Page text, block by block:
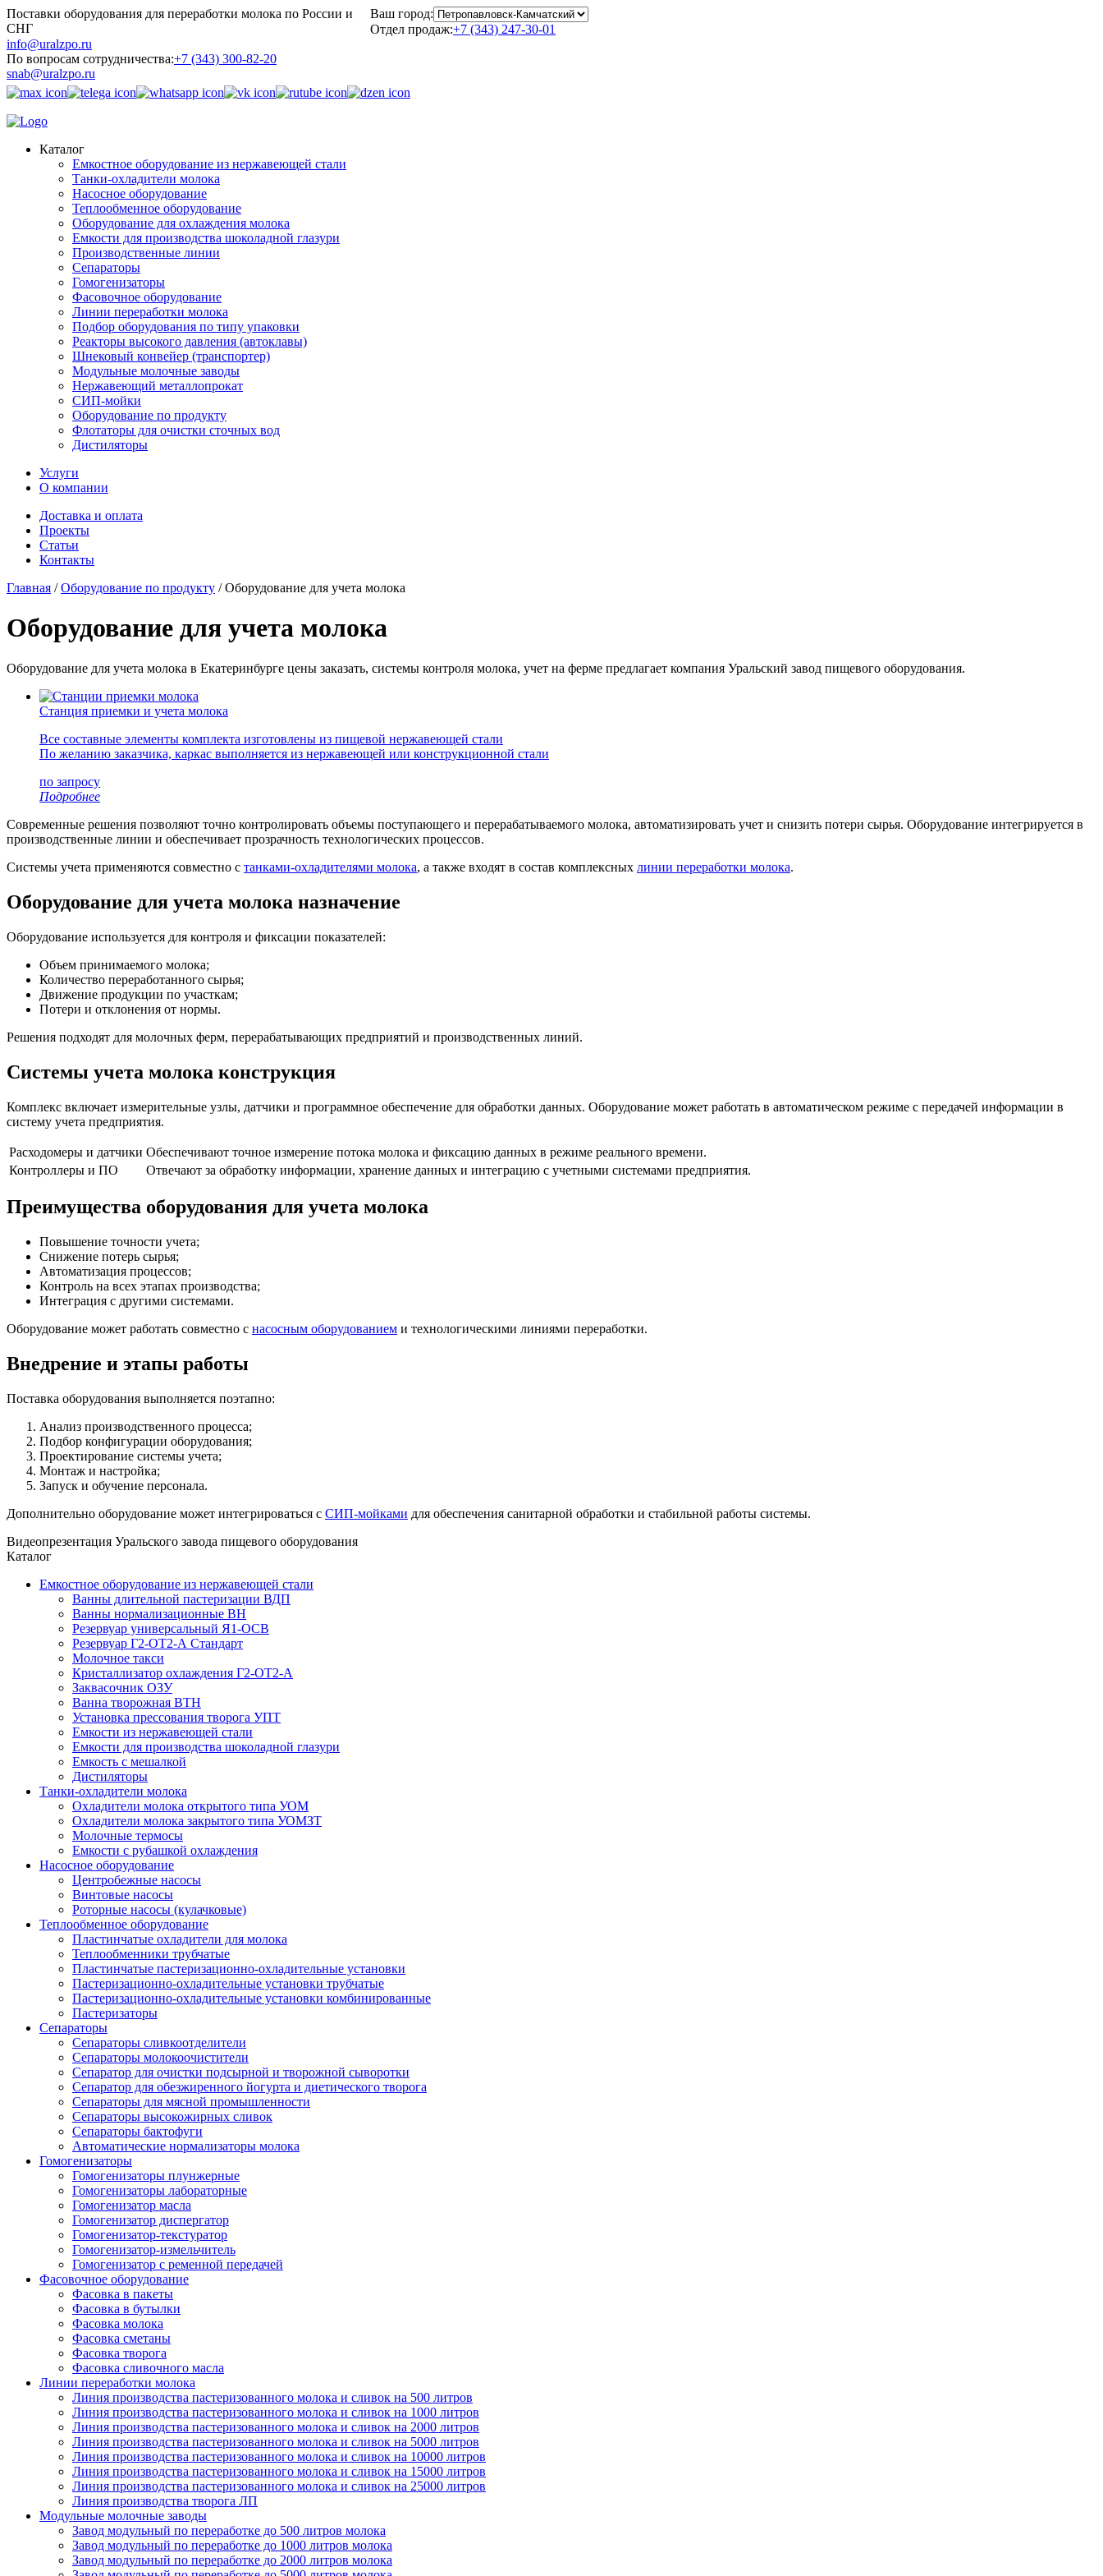
Поставки оборудования для переработки молока по России и
СНГ
Ваш город:
Отдел продаж:+7 (343) 247-30-01
info@uralzpo.ru
По вопросам сотрудничества:+7 (343) 300-82-20
snab@uralzpo.ru
Каталог
Емкостное оборудование из нержавеющей стали
Танки-охладители молока
Насосное оборудование
Теплообменное оборудование
Оборудование для охлаждения молока
Емкости для производства шоколадной глазури
Производственные линии
Сепараторы
Гомогенизаторы
Фасовочное оборудование
Линии переработки молока
Подбор оборудования по типу упаковки
Реакторы высокого давления (автоклавы)
Шнековый конвейер (транспортер)
Модульные молочные заводы
Нержавеющий металлопрокат
СИП-мойки
Оборудование по продукту
Флотаторы для очистки сточных вод
Дистиляторы
Услуги
О компании
Доставка и оплата
Проекты
Статьи
Контакты
Главная /Оборудование по продукту /Оборудование для учета молока
Оборудование для учета молока
Оборудование для учета молока в Екатеринбурге цены заказать, системы контроля молока, учет на ферме предлагает компания Уральский завод пищевого оборудования.
Станция приемки и учета молока
Все составные элементы комплекта изготовлены из пищевой нержавеющей стали
По желанию заказчика, каркас выполняется из нержавеющей или конструкционной стали
по запросу
Подробнее
Современные решения позволяют точно контролировать объемы поступающего и перерабатываемого молока, автоматизировать учет и снизить потери сырья. Оборудование интегрируется в
производственные линии и обеспечивает прозрачность технологических процессов.
Системы учета применяются совместно с танками-охладителями молока, а также входят в состав комплексных линии переработки молока.
Оборудование для учета молока назначение
Оборудование используется для контроля и фиксации показателей:
Объем принимаемого молока;
Количество переработанного сырья;
Движение продукции по участкам;
Потери и отклонения от нормы.
Решения подходят для молочных ферм, перерабатывающих предприятий и производственных линий.
Системы учета молока конструкция
Комплекс включает измерительные узлы, датчики и программное обеспечение для обработки данных. Оборудование может работать в автоматическом режиме с передачей информации в
систему учета предприятия.
Расходомеры и датчики Обеспечивают точное измерение потока молока и фиксацию данных в режиме реального времени.
Контроллеры и ПО
Отвечают за обработку информации, хранение данных и интеграцию с учетными системами предприятия.
Преимущества оборудования для учета молока
Повышение точности учета;
Снижение потерь сырья;
Автоматизация процессов;
Контроль на всех этапах производства;
Интеграция с другими системами.
Оборудование может работать совместно с насосным оборудованием и технологическими линиями переработки.
Внедрение и этапы работы
Поставка оборудования выполняется поэтапно:
Анализ производственного процесса;
Подбор конфигурации оборудования;
Проектирование системы учета;
Монтаж и настройка;
Запуск и обучение персонала.
Дополнительно оборудование может интегрироваться с СИП-мойками для обеспечения санитарной обработки и стабильной работы системы.
Видеопрезентация Уральского завода пищевого оборудования
Каталог
Емкостное оборудование из нержавеющей стали
Ванны длительной пастеризации ВДП
Ванны нормализационные ВН
Резервуар универсальный Я1-ОСВ
Резервуар Г2-ОТ2-А Стандарт
Молочное такси
Кристаллизатор охлаждения Г2-ОТ2-А
Заквасочник ОЗУ
Ванна творожная ВТН
Установка прессования творога УПТ
Емкости из нержавеющей стали
Емкости для производства шоколадной глазури
Емкость с мешалкой
Дистиляторы
Танки-охладители молока
Охладители молока открытого типа УОМ
Охладители молока закрытого типа УОМЗТ
Молочные термосы
Емкости с рубашкой охлаждения
Насосное оборудование
Центробежные насосы
Винтовые насосы
Роторные насосы (кулачковые)
Теплообменное оборудование
Пластинчатые охладители для молока
Теплообменники трубчатые
Пластинчатые пастеризационно-охладительные установки
Пастеризационно-охладительные установки трубчатые
Пастеризационно-охладительные установки комбинированные
Пастеризаторы
Сепараторы
Сепараторы сливкоотделители
Сепараторы молокоочистители
Сепаратор для очистки подсырной и творожной сыворотки
Сепаратор для обезжиренного йогурта и диетического творога
Сепараторы для мясной промышленности
Сепараторы высокожирных сливок
Сепараторы бактофуги
Автоматические нормализаторы молока
Гомогенизаторы
Гомогенизаторы плунжерные
Гомогенизаторы лабораторные
Гомогенизатор масла
Гомогенизатор диспергатор
Гомогенизатор-текстуратор
Гомогенизатор-измельчитель
Гомогенизатор с ременной передачей
Фасовочное оборудование
Фасовка в пакеты
Фасовка в бутылки
Фасовка молока
Фасовка сметаны
Фасовка творога
Фасовка сливочного масла
Линии переработки молока
Линия производства пастеризованного молока и сливок на 500 литров
Линия производства пастеризованного молока и сливок на 1000 литров
Линия производства пастеризованного молока и сливок на 2000 литров
Линия производства пастеризованного молока и сливок на 5000 литров
Линия производства пастеризованного молока и сливок на 10000 литров
Линия производства пастеризованного молока и сливок на 15000 литров
Линия производства пастеризованного молока и сливок на 25000 литров
Линия производства творога ЛП
Модульные молочные заводы
Завод модульный по переработке до 500 литров молока
Завод модульный по переработке до 1000 литров молока
Завод модульный по переработке до 2000 литров молока